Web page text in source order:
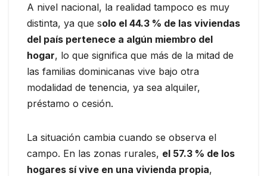
A nivel nacional, la realidad tampoco es muy
distinta, ya que solo el 44.3 % de las viviendas
del país pertenece a algún miembro del
hogar, lo que significa que más de la mitad de
las familias dominicanas vive bajo otra
modalidad de tenencia, ya sea alquiler,
préstamo o cesión.
La situación cambia cuando se observa el
campo. En las zonas rurales, el 57.3 % de los
hogares sí vive en una vivienda propia,